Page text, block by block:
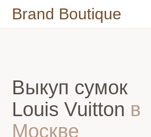
Brand Boutique
Выкуп сумок
Louis Vuitton в
Москве